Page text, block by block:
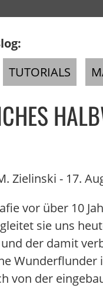
TUTORIALS
Zielinski - 17.
vor über 10
sie uns
und der damit
von der